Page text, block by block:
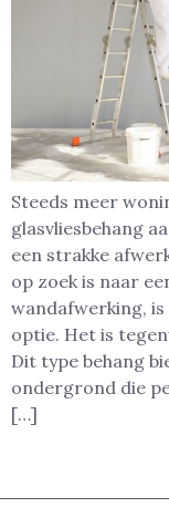
Steeds meer
glasvliesbehang
een strakke
op zoek is naar
wandafwerking, is
optie. Het is
Dit type behang
ondergrond die
[…]